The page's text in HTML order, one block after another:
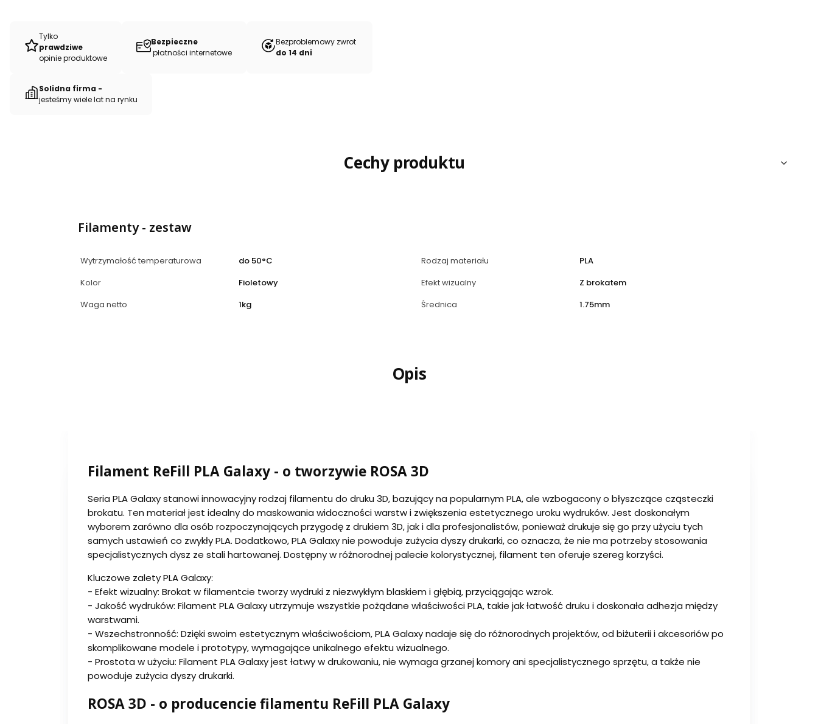
Tylko
prawdziwe
opinie produktowe
Bezpieczne
płatności internetowe
Bezproblemowy zwrot
do 14 dni
Solidna firma -
jesteśmy wiele lat na rynku
Cechy produktu
Filamenty - zestaw
Wytrzymałość temperaturowa do 50°C Rodzaj materiału
PLA
Kolor
Fioletowy Efekt wizualny
Z brokatem
Waga netto
1kg Średnica 1.75mm
Opis
Filament ReFill PLA Galaxy - o tworzywie ROSA 3D
Seria PLA Galaxy stanowi innowacyjny rodzaj filamentu do druku 3D, bazujący na popularnym PLA, ale wzbogacony o błyszczące cząsteczki
brokatu. Ten materiał jest idealny do maskowania widoczności warstw i zwiększenia estetycznego uroku wydruków. Jest doskonałym
wyborem zarówno dla osób rozpoczynających przygodę z drukiem 3D, jak i dla profesjonalistów, ponieważ drukuje się go przy użyciu tych
samych ustawień co zwykły PLA. Dodatkowo, PLA Galaxy nie powoduje zużycia dyszy drukarki, co oznacza, że nie ma potrzeby stosowania
specjalistycznych dysz ze stali hartowanej. Dostępny w różnorodnej palecie kolorystycznej, filament ten oferuje szereg korzyści.
Kluczowe zalety PLA Galaxy:
- Efekt wizualny: Brokat w filamentcie tworzy wydruki z niezwykłym blaskiem i głębią, przyciągając wzrok.
- Jakość wydruków: Filament PLA Galaxy utrzymuje wszystkie pożądane właściwości PLA, takie jak łatwość druku i doskonała adhezja między
warstwami.
- Wszechstronność: Dzięki swoim estetycznym właściwościom, PLA Galaxy nadaje się do różnorodnych projektów, od biżuterii i akcesoriów po
skomplikowane modele i prototypy, wymagające unikalnego efektu wizualnego.
- Prostota w użyciu: Filament PLA Galaxy jest łatwy w drukowaniu, nie wymaga grzanej komory ani specjalistycznego sprzętu, a także nie
powoduje zużycia dyszy drukarki.
ROSA 3D - o producencie filamentu ReFill PLA Galaxy